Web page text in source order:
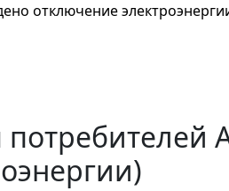
отключение